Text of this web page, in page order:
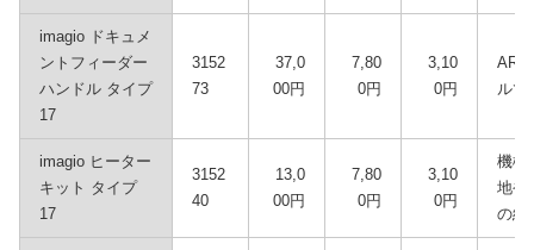
imagio ドキュメ
ントフィーダー
ハンドル タイプ
17
3152
73
37,0
00円
7,80
0円
3,10
0円
ルで
imagio ヒーター
キット タイプ
17
3152
40
13,0
00円
7,80
0円
3,10
0円
機械
地や
の結